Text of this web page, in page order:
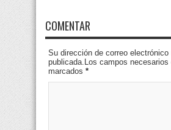
COMENTAR
Su dirección de correo electrónico
publicada.Los campos necesarios
marcados *